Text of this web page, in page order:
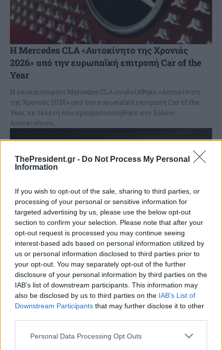
ThePresident.gr - Do Not Process My Personal
Information
If you wish to opt-out of the sale, sharing to third parties, or
processing of your personal or sensitive information for
targeted advertising by us, please use the below opt-out
section to confirm your selection. Please note that after your
opt-out request is processed you may continue seeing
interest-based ads based on personal information utilized by
us or personal information disclosed to third parties prior to
your opt-out. You may separately opt-out of the further
disclosure of your personal information by third parties on the
IAB’s list of downstream participants. This information may
also be disclosed by us to third parties on the IAB’s List of
Downstream Participants that may further disclose it to other
Personal Data Processing Opt Outs
Η Mercedes CLA «Αυτοκίνητο της Χρονιάς
2026» από την ευρωπαϊκή επιτροπή Car of the
Year
Η ολοκαίνουργια Mercedes CLA αναδείχθηκε «Αυτοκίνητο
της Χρονιάς 2026» από την ευρωπαϊκή επιτροπή Car of the
Year, σε τελετή που πραγματοποιήθηκε στο Σαλόνι
Αυτοκινήτου...
Η Mercedes-Benz μεταφέρει την παραγωγή
της A Class από τη Γερμανία στην Ουγγαρία
Η Mercedes-Benz θα μεταφέρει την παραγωγή του βασικού